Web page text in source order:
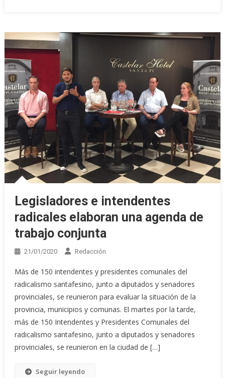
Legisladores e intendentes
radicales elaboran una agenda de
trabajo conjunta
21/01/2020 Redacción
Más de 150 intendentes y presidentes comunales del
radicalismo santafesino, junto a diputados y senadores
provinciales, se reunieron para evaluar la situación de la
provincia, municipios y comunas. El martes por la tarde,
más de 150 Intendentes y Presidentes Comunales del
radicalismo santafesino, junto a diputados y senadores
provinciales, se reunieron en la ciudad de […]
Seguir leyendo